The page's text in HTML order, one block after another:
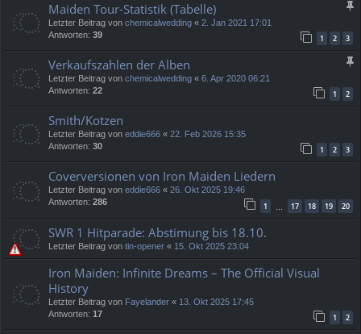
Maiden Tour-Statistik (Tabelle)
Letzter Beitrag von chemicalwedding « 2. Jan 2021 17:01
Antworten: 39 1 2 3
Verkaufszahlen der Alben
Letzter Beitrag von chemicalwedding « 6. Apr 2020 06:21
Antworten: 22 1 2
Smith/Kotzen
Letzter Beitrag von eddie666 « 22. Feb 2026 15:35
Antworten: 30 1 2 3
Coverversionen von Iron Maiden Liedern
Letzter Beitrag von eddie666 « 26. Okt 2025 19:46
Antworten: 286 1 17 18 19 20
SWR 1 Hitparade: Abstimung bis 18.10.
Letzter Beitrag von tin-opener « 15. Okt 2025 23:04
Iron Maiden: Infinite Dreams – The Official Visual
History
Letzter Beitrag von Fayelander « 13. Okt 2025 17:45
Antworten: 17 1 2